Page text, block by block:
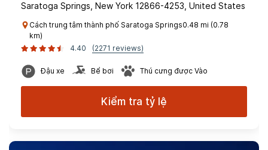
Saratoga Springs, New York 12866-4253, United States
Cách trung tâm thành phố Saratoga Springs0.48 mi (0.78
km)
4.40
(2271 reviews)
Đậu xe Bể bơi Thú cưng được Vào
Kiểm tra tỷ lệ